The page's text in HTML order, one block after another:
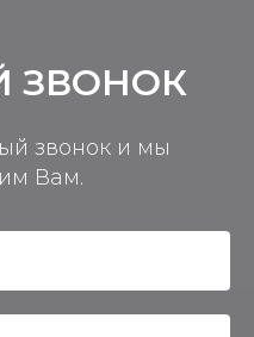
ЗВОНОК
звонок и мы
Вам.